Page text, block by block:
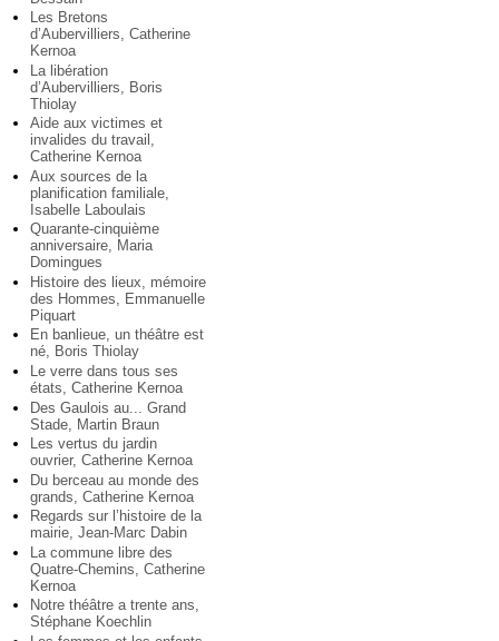
Les Bretons
d’Aubervilliers, Catherine
Kernoa
La libération
d’Aubervilliers, Boris
Thiolay
Aide aux victimes et
invalides du travail,
Catherine Kernoa
Aux sources de la
planification familiale,
Isabelle Laboulais
Quarante-cinquième
anniversaire, Maria
Domingues
Histoire des lieux, mémoire
des Hommes, Emmanuelle
Piquart
En banlieue, un théâtre est
né, Boris Thiolay
Le verre dans tous ses
états, Catherine Kernoa
Des Gaulois au... Grand
Stade, Martin Braun
Les vertus du jardin
ouvrier, Catherine Kernoa
Du berceau au monde des
grands, Catherine Kernoa
Regards sur l’histoire de la
mairie, Jean-Marc Dabin
La commune libre des
Quatre-Chemins, Catherine
Kernoa
Notre théâtre a trente ans,
Stéphane Koechlin